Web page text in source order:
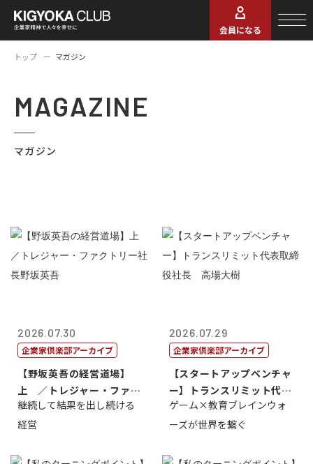
会員になる
トップ マガジン
MAGAZINE
マガジン
2026.07.30
企業家倶楽部アーカイブ
【野坂英吾の経営道場】
上 ／トレジャー・ファク
トリー社長野坂...
継続して結果を出し続ける
経営
2026.07.29
企業家倶楽部アーカイブ
【スタートアップベンチャ
ー】トランスリミット代表
取締役社長 ...
ゲーム×教育ブレインウォ
ーズが世界を繋ぐ